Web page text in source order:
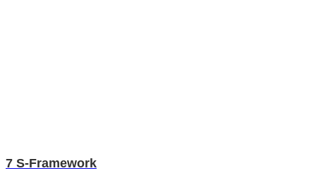
7 S-Framework